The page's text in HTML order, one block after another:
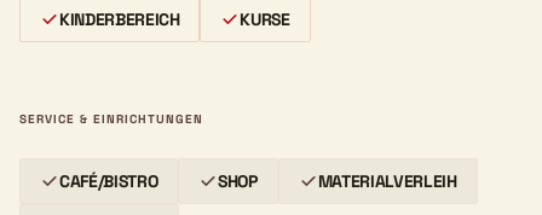
KINDERBEREICH KURSE
SERVICE & EINRICHTUNGEN
CAFÉ/BISTRO SHOP MATERIALVERLEIH